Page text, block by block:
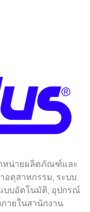
หน่ายผลิตภัณฑ์และ
อตุสาหกรรม, ระบบ
บบอัตโนมัติ, อุปกรณ์
ายในสานักงาน